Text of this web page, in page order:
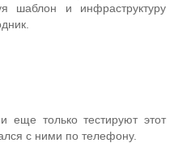
шаблон и инфраструктуру
еще только тестируют этот
с ними по телефону.